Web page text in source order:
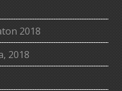
2018
2018